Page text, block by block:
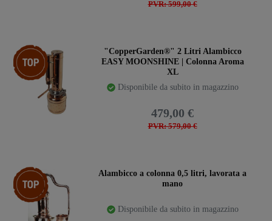
PVR: 599,00 €
Ceres::Template.storeSpecialTop"CopperGarden®" 2 Litri Alambicco
EASY MOONSHINE | Colonna Aroma
XL
Disponibile da subito in magazzino
PVR: 579,00 €
479,00 €
Ceres::Template.storeSpecialTopAlambicco a colonna 0,5 litri, lavorata a
mano
Disponibile da subito in magazzino